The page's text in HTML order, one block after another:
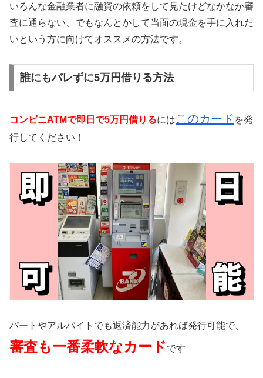
いろんな金融業者に融資の依頼をして見たけどなかなか審
査に通らない、でもなんとかして当面の現金を手に入れた
いという方に向けてオススメの方法です。
誰にもバレずに5万円借りる方法
コンビニATMで即日で5万円借りるにはこのカード を発
行してください！
パートやアルバイトでも返済能力があれば発行可能で、
審査も一番柔軟なカード です